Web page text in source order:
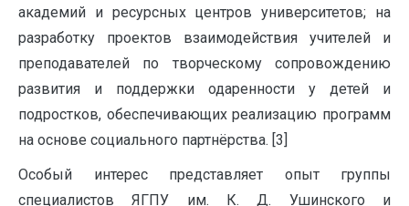
академий и ресурсных центров университетов; на
разработку проектов взаимодействия учителей и
преподавателей по творческому сопровождению
развития и поддержки одаренности у детей и
подростков, обеспечивающих реализацию программ
на основе социального партнёрства. [3]
Особый интерес представляет опыт группы
специалистов ЯГПУ им. К. Д. Ушинского и